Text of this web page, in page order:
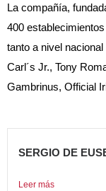
SERGIO DE
Leer más
La compañía,
400
tanto a nivel
Carl´s Jr., Tony
Gambrinus, Official